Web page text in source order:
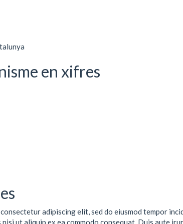
en xifres
adipiscing elit, sed do eiusmod tempor
ut aliquip ex ea commodo consequat. Duis aute